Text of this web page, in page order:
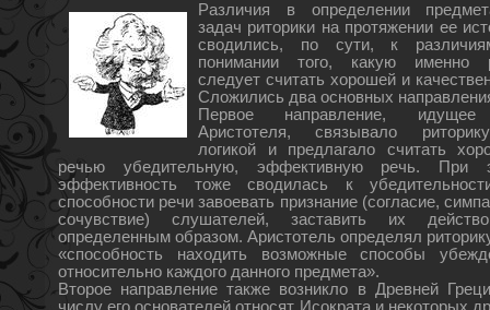
Различия в определении
задач риторики на протяжении ее
сводились, по сути, к
понимании того, какую именно
следует считать хорошей и
Сложились два основных
Первое направление,
Аристотеля, связывало
логикой и предлагало считать
речью убедительную, эффективную речь. При
эффективность тоже сводилась к
способности речи завоевать признание (согласие,
сочувствие) слушателей, заставить их
определенным образом. Аристотель определял
«способность находить возможные способы
относительно каждого данного предмета».
Второе направление также возникло в Древней